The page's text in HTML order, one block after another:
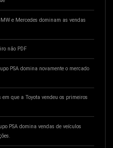
e Mercedes dominam as vendas
não PDF
PSA domina novamente o mercado
que a Toyota vendeu os primeiros
PSA domina vendas de veículos